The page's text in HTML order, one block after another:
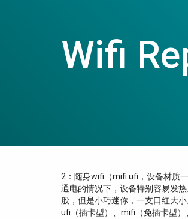
Wifi
2：随身wifi（mifi ufi，设备材质
通电的情况下，设备特别容易发
般，但是小巧迷你，一支口红大
ufi（插卡型）、mifi（免插卡型